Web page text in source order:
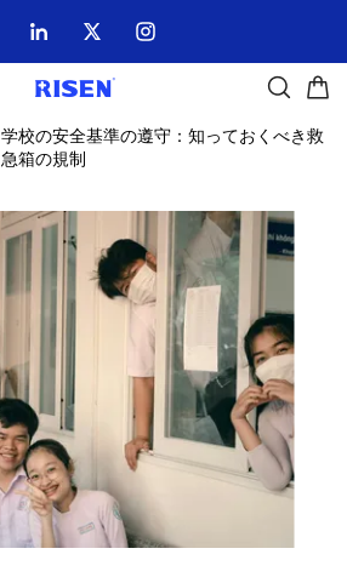
学校の安全基準の遵守：知っておくべき救
急箱の規制